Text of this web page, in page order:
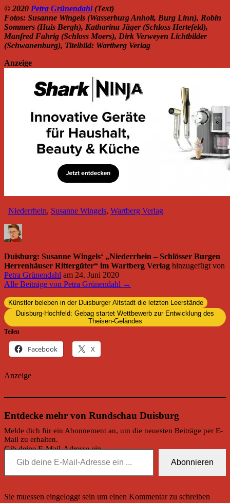
© 2020 Petra Grünendahl(Text)
Fotos: Susanne Wingels (Wasserburg Anholt, Burg Linn), Robin
Sommers (Huis Bergh), Katharina Jäger (Schloss Hertefeld),
Manfred Fahrig (Schloss Moers), Dirk Verweyen Lichtbilder
(Schwanenburg), Titelbild: Wartberg Verlag
Anzeige
Niederrhein, Susanne Wingels, Wartberg Verlag
Duisburg: Susanne Wingels‘ „Niederrhein – Schlösser Burgen
Herrenhäuser Rittergüter“ im Wartberg Verlag hinzugefügt von
Petra Grünendahl am 24. Juni 2020
Alle Beiträge von Petra Grünendahl →
Künstler beleben in der Duisburger Altstadt die letzten Leerstände
Duisburg-Hochfeld: Gebag startet Wettbewerb zur Entwicklung des
Theisen-Geländes
Teilen
Facebook X
Anzeige
Entdecke mehr von Rundschau Duisburg
Melde dich für ein Abonnement an, um die neuesten Beiträge per E-
Mail zu erhalten.
Gib deine E-Mail-Adresse ein ...
Abonnieren
Sie muessen eingeloggt sein um einen Kommentar zu schreiben